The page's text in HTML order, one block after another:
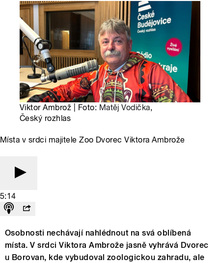
Viktor Ambrož | Foto: Matěj Vodička,
Český rozhlas
Místa v srdci majitele Zoo Dvorec Viktora Ambrože
5:14
Osobnosti nechávají nahlédnout na svá oblíbená
místa. V srdci Viktora Ambrože jasně vyhrává Dvorec
u Borovan, kde vybudoval zoologickou zahradu, ale